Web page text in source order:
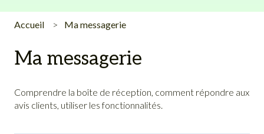
Accueil Ma messagerie
Ma messagerie
Comprendre la boîte de réception, comment répondre aux
avis clients, utiliser les fonctionnalités.